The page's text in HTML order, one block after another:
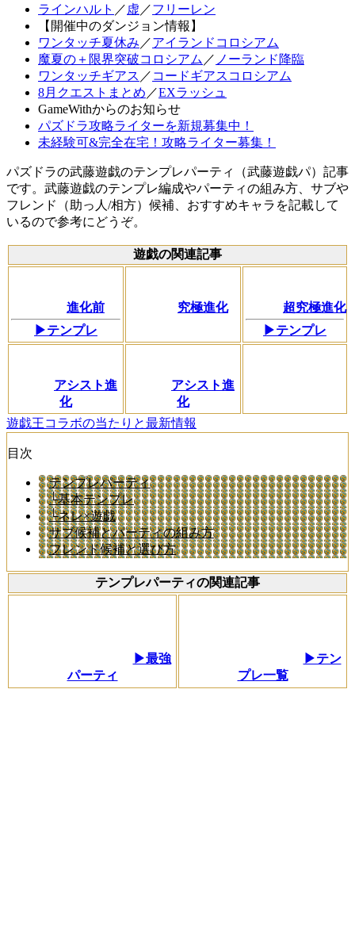
ラインハルト ／ 虚 ／フリーレン
【開催中のダンジョン情報】
ワンタッチ夏休み ／アイランドコロシアム
魔夏の＋限界突破コロシアム ／ ノーランド降臨
ワンタッチギアス ／ コードギアスコロシアム
8月クエストまとめ ／EXラッシュ
GameWithからのお知らせ
パズドラ攻略ライターを新規募集中！
未経験可&完全在宅！攻略ライター募集！
パズドラの武藤遊戯のテンプレパーティ（武藤遊戯パ）記事
です。武藤遊戯のテンプレ編成やパーティの組み方、サブや
フレンド（助っ人/相方）候補、おすすめキャラを記載して
いるので参考にどうぞ。
遊戯の関連記事
進化前
▶テンプレ
究極進化
超究極進化
▶テンプレ
アシスト進
化
アシスト進
化
遊戯王コラボの当たりと最新情報
目次
テンプレパーティ
└基本テンプレ
└ネレ×遊戯
サブ候補とパーティの組み方
フレンド候補と選び方
テンプレパーティの関連記事
▶最強
パーティ
▶テン
プレ一覧